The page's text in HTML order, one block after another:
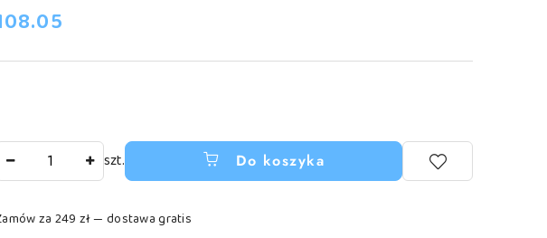
szt. Do koszyka
za 249 zł — dostawa gratis